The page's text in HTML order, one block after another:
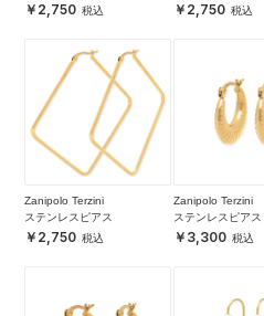
2,750 2,750
Zanipolo Terzini
ステンレスピアス
2,750
Zanipolo Terzini
ステンレスピアス
3,300